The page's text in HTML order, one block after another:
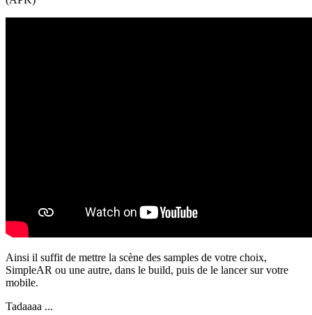
Ainsi il suffit de mettre la scène des samples de votre choix,
SimpleAR ou une autre, dans le build, puis de le lancer sur votre
mobile.
Tadaaaa ...